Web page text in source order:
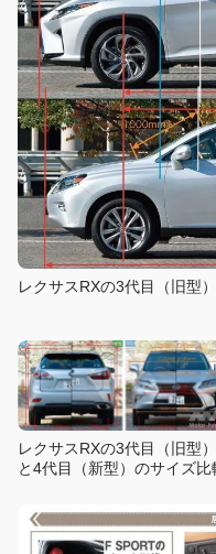
レクサスRXの3代目（旧型
レクサスRXの3代目（旧型）
と4代目（新型）のサイズ比